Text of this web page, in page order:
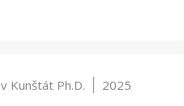
Kunštát Ph.D. 2025